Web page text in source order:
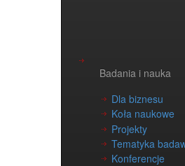
Badania i nauka
Dla biznesu
Koła naukowe
Projekty
Tematyka
Konferencje